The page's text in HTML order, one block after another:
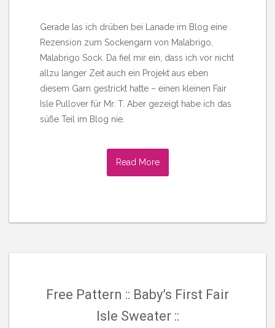
Gerade las ich drüben bei Lanade im Blog eine
Rezension zum Sockengarn von Malabrigo,
Malabrigo Sock. Da fiel mir ein, dass ich vor nicht
allzu langer Zeit auch ein Projekt aus eben
diesem Garn gestrickt hatte – einen kleinen Fair
Isle Pullover für Mr. T. Aber gezeigt habe ich das
süße Teil im Blog nie.
Read More
Free Pattern :: Baby’s First Fair
Isle Sweater ::